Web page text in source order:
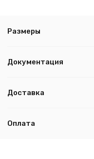
Размеры
Документация
Доставка
Оплата